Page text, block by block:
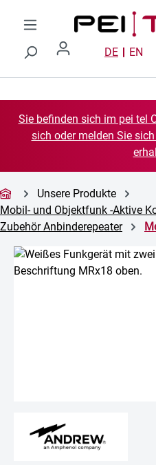
Zum Hauptinhalt springen
DE EN
Sie befinden sich im pei tel
sich oder melden Sie
Unsere Produkte
Mobil- und Objektfunk -Aktive
Zubehör Anbinderepeater
Bildergalerie überspringen